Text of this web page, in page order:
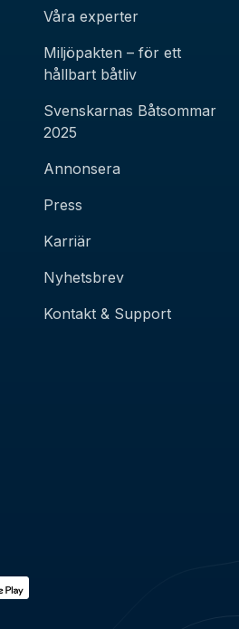
Våra experter
Miljöpakten – för ett
hållbart båtliv
Svenskarnas Båtsommar
2025
Annonsera
Press
Karriär
Nyhetsbrev
Kontakt & Support